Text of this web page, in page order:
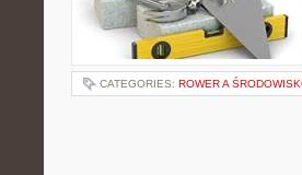
CATEGORIES: ROWER A